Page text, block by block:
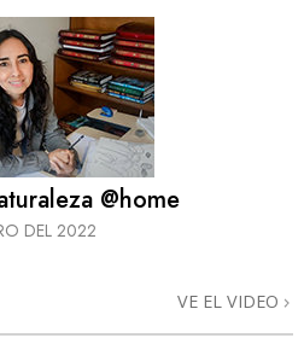
@home
DEL 2022
VE EL VIDEO